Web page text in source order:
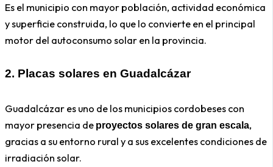
Es el municipio con mayor población, actividad económica
y superficie construida, lo que lo convierte en el principal
motor del autoconsumo solar en la provincia.
2. Placas solares en Guadalcázar
Guadalcázar es uno de los municipios cordobeses con
mayor presencia de proyectos solares de gran escala,
gracias a su entorno rural y a sus excelentes condiciones de
irradiación solar.